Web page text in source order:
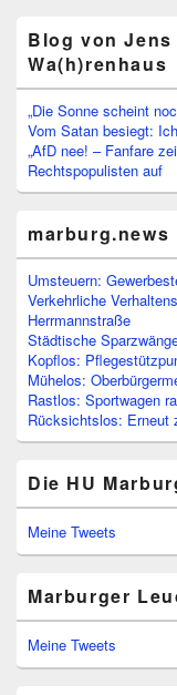
Blog von Jens
Wa(h)renhaus
„Die Sonne scheint
Vom Satan besiegt:
„AfD nee! – Fanfare
Rechtspopulisten auf
marburg.news
Umsteuern:
Verkehrliche
Herrmannstraße
Städtische
Kopflos:
Mühelos:
Rastlos: Sportwagen
Rücksichtslos: Erneut
Die HU
Meine Tweets
Marburger
Meine Tweets